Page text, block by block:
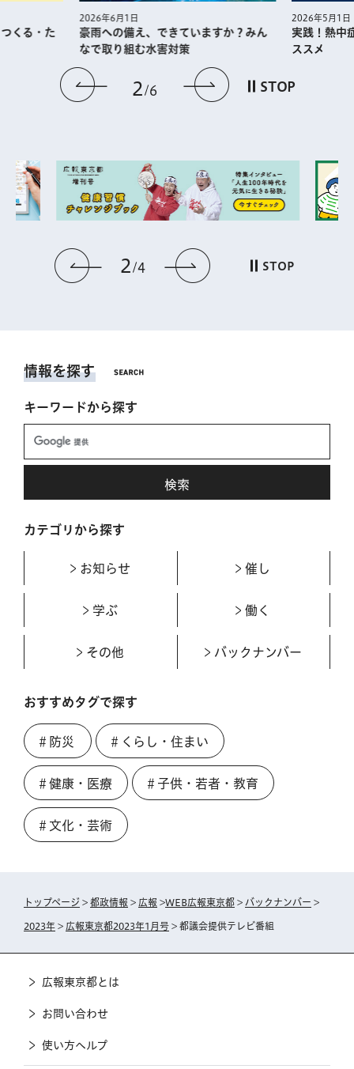
前のスライドを表示
2 6 次のスライドを
STOP
くる・た
2026年6月1日
豪雨への備え、できていますか？みん
なで取り組む水害対策
2026年5月1日
実践！熱中
ススメ
前のスライドを表示
2 4 次のスライドを表
STOP
情報を探す
キーワードから探す
カテゴリから探す
お知らせ 催し
学ぶ 働く
その他 バックナンバー
おすすめタグで探す
＃防災 ＃くらし・住まい
＃健康・医療 ＃子供・若者・教育
＃文化・芸術
トップページ > 都政情報 > 広報 >WEB広報東京都 > バックナンバー >
2023年 > 広報東京都2023年1月号 > 都議会提供テレビ番組
広報東京都とは
お問い合わせ
使い方ヘルプ